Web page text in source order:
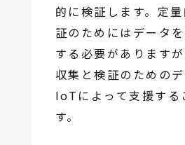
的に検証します。定
証のためにはデータ
する必要があります
収集と検証のための
IoTによって支援する
す。